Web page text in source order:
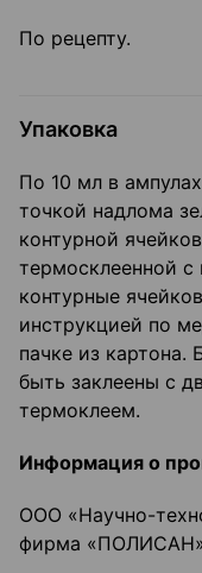
По рецепту.
Упаковка
По 10 мл в
точкой надлома
контурной
термосклеенной с
контурные
инструкцией по
пачке из картона.
быть заклеены с
термоклеем.
Информация о
ООО «Научно-
фирма